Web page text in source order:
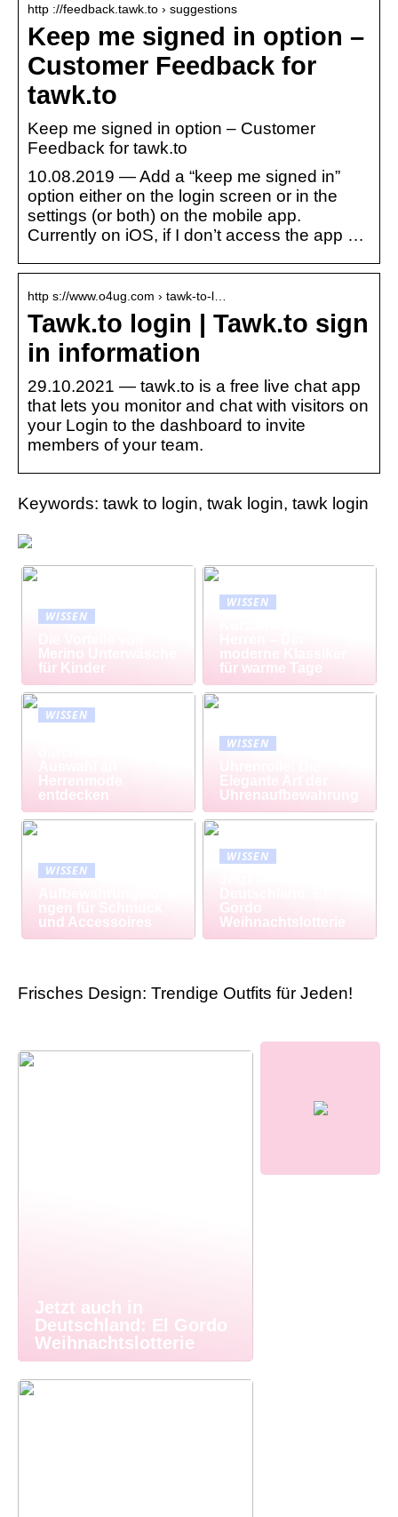
http ://feedback.tawk.to › suggestions
Keep me signed in option –
Customer Feedback for
tawk.to
Keep me signed in option – Customer
Feedback for tawk.to
10.08.2019 — Add a “keep me signed in”
option either on the login screen or in the
settings (or both) on the mobile app.
Currently on iOS, if I don’t access the app …
http s://www.o4ug.com › tawk-to-l…
Tawk.to login | Tawk.to sign
in information
29.10.2021 — tawk.to is a free live chat app
that lets you monitor and chat with visitors on
your Login to the dashboard to invite
members of your team.
Keywords: tawk to login, twak login, tawk login
WISSEN
Merino Unterwäsche
für Kinder
WISSEN
moderne Klassiker
für warme Tage
WISSEN
Herrenmode
entdecken
WISSEN
Elegante Art der
Uhrenaufbewahrung
WISSEN
ngen für Schmuck
und Accessoires
WISSEN
Gordo
Weihnachtslotterie
Frisches Design: Trendige Outfits für Jeden!
Jetzt auch in
Deutschland: El Gordo
Weihnachtslotterie